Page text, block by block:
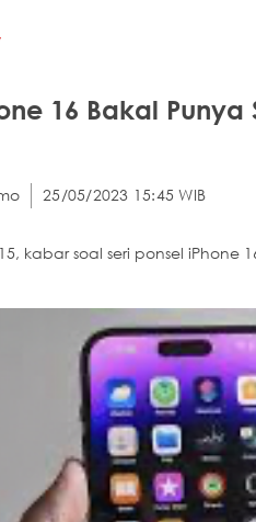
16 Bakal
25/05/2023 15:45 WIB
kabar soal seri ponsel iPhone